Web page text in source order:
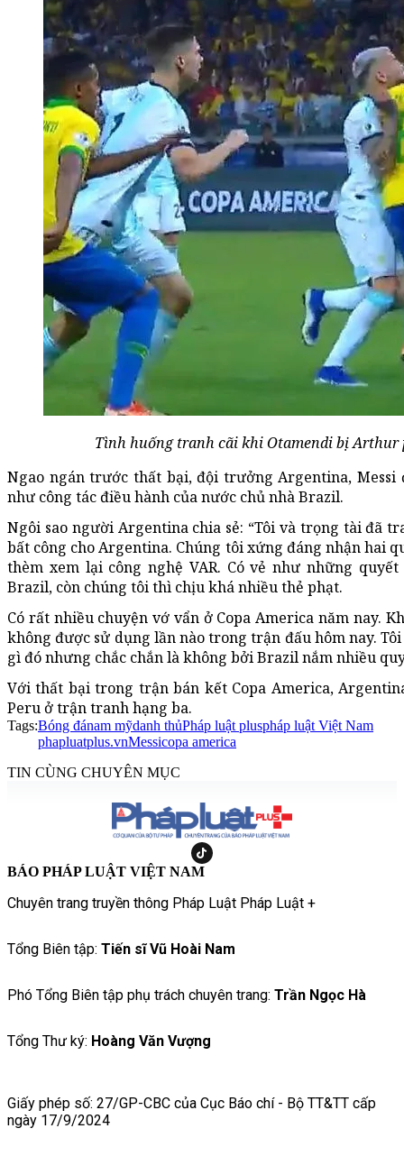
Tình huống tranh cãi khi Otamendi bị Arthur
Ngao ngán trước thất bại, đội trưởng Argentina,
như công tác điều hành của nước chủ nhà Brazil.
Ngôi sao người Argentina chia sẻ: “Tôi và trọng tài đã
bất công cho Argentina. Chúng tôi xứng đáng nhận hai
thèm xem lại công nghệ VAR. Có vẻ như những
Brazil, còn chúng tôi thì chịu khá nhiều thẻ phạt.
Có rất nhiều chuyện vớ vẩn ở Copa America năm nay.
không được sử dụng lần nào trong trận đấu hôm nay.
gì đó nhưng chắc chắn là không bởi Brazil nắm nhiều
Với thất bại trong trận bán kết Copa America,
Peru ở trận tranh hạng ba.
Tags:Bóng đánam mỹdanh thủPháp luật pluspháp luật Việt Nam
phapluatplus.vnMessicopa america
TIN CÙNG CHUYÊN MỤC
BÁO PHÁP LUẬT VIỆT NAM
Chuyên trang truyền thông Pháp Luật Pháp Luật +
Tổng Biên tập: Tiến sĩ Vũ Hoài Nam
Phó Tổng Biên tập phụ trách chuyên trang: Trần Ngọc Hà
Tổng Thư ký: Hoàng Văn Vượng
Giấy phép số: 27/GP-CBC của Cục Báo chí - Bộ TT&TT cấp
ngày 17/9/2024